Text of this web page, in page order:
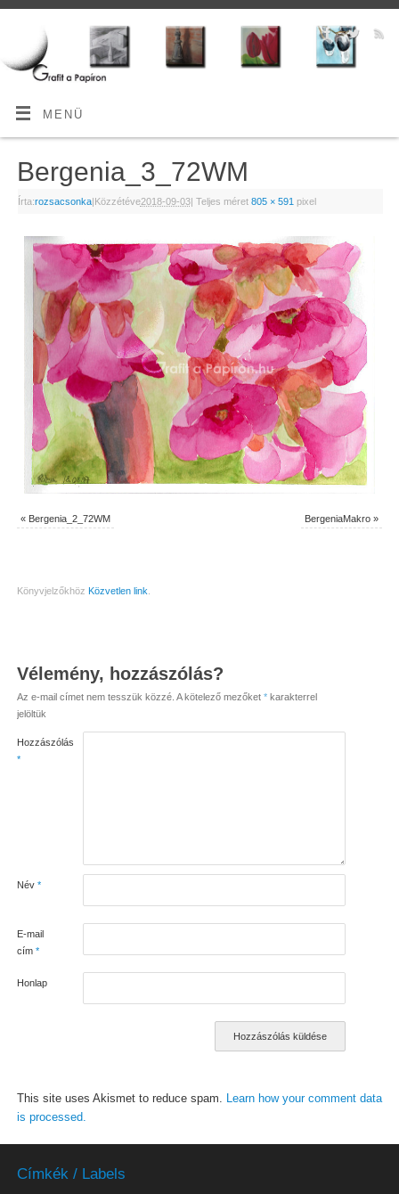
MENÜ
Bergenia_3_72WM
Írta:rozsacsonka|Közzétéve2018-09-03| Teljes méret 805 × 591 pixel
« Bergenia_2_72WM BergeniaMakro »
Könyvjelzőkhöz Közvetlen link
Vélemény, hozzászólás?
Az e-mail címet nem tesszük közzé. A kötelező mezőket *karakterrel
jelöltük
Hozzászólás
*
Név *
E-mail
cím *
Honlap
This site uses Akismet to reduce spam.
Learn how your comment data
is processed.
Címkék / Labels